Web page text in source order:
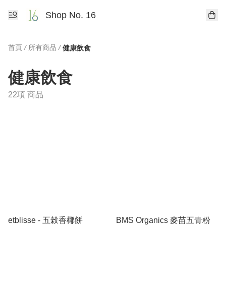
Shop No. 16
首頁 / 所有商品 / 健康飲食
健康飲食
22項 商品
etblisse - 五榖香椰餅 BMS Organics 麥苗五青粉